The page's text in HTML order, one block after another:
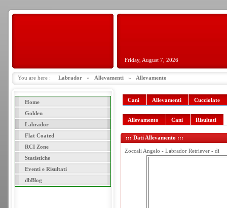
Friday, August 7, 2026
You are here : Labrador » Allevamenti » Allevamento
Home
Golden
Labrador
Flat Coated
RCI Zone
Statistiche
Eventi e Risultati
dbBlog
Cani Allevamenti Cucciolate
Allevamento Cani Risultati
::: Dati Allevamento :::
Zoccali Angelo - Labrador Retriever - di